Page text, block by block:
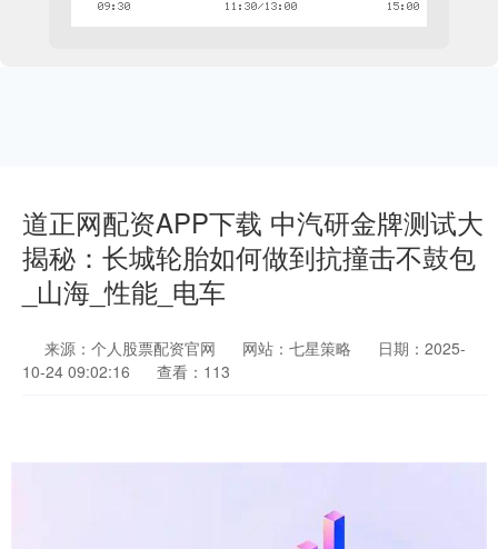
道正网配资APP下载 中汽研金牌测试大
揭秘：长城轮胎如何做到抗撞击不鼓包
_山海_性能_电车
来源：个人股票配资官网 网站：七星策略
日期：2025-
10-24 09:02:16
查看：113